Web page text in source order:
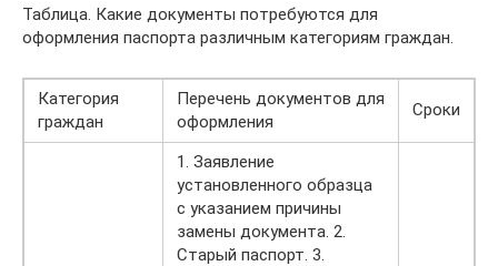
Таблица. Какие документы потребуются для
оформления паспорта различным категориям граждан.
Категория
граждан
Перечень документов для
оформления
Сроки
1. Заявление
установленного образца
с указанием причины
замены документа. 2.
Старый паспорт. 3.